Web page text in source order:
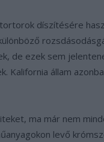
díszítésére
de ezek sem
Kalifornia állam
ma már nem
levő